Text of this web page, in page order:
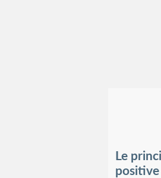
Le
positive